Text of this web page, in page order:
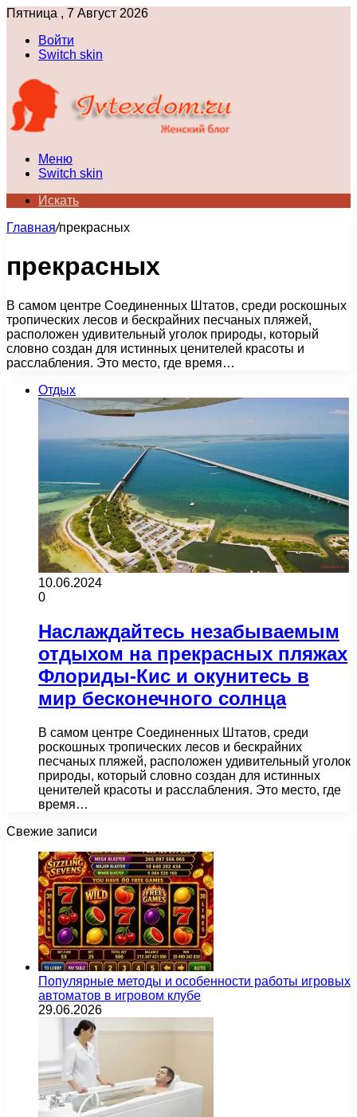
Пятница , 7 Август 2026
Войти
Switch skin
Меню
Switch skin
Искать
Главная/прекрасных
прекрасных
В самом центре Соединенных Штатов, среди роскошных
тропических лесов и бескрайних песчаных пляжей,
расположен удивительный уголок природы, который
словно создан для истинных ценителей красоты и
расслабления. Это место, где время…
Отдых
10.06.2024
0
Наслаждайтесь незабываемым
отдыхом на прекрасных пляжах
Флориды-Кис и окунитесь в
мир бесконечного солнца
В самом центре Соединенных Штатов, среди
роскошных тропических лесов и бескрайних
песчаных пляжей, расположен удивительный уголок
природы, который словно создан для истинных
ценителей красоты и расслабления. Это место, где
время…
Свежие записи
Популярные методы и особенности работы игровых
автоматов в игровом клубе
29.06.2026